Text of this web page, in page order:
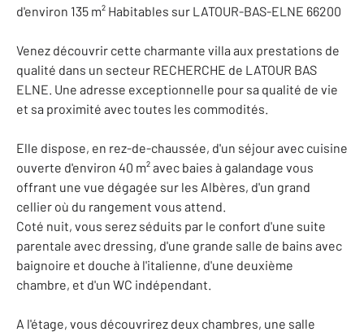
d'environ 135 m² Habitables sur LATOUR-BAS-ELNE 66200
Venez découvrir cette charmante villa aux prestations de
qualité dans un secteur RECHERCHE de LATOUR BAS
ELNE. Une adresse exceptionnelle pour sa qualité de vie
et sa proximité avec toutes les commodités.
Elle dispose, en rez-de-chaussée, d'un séjour avec cuisine
ouverte d'environ 40 m² avec baies à galandage vous
offrant une vue dégagée sur les Albères, d'un grand
cellier où du rangement vous attend.
Coté nuit, vous serez séduits par le confort d'une suite
parentale avec dressing, d'une grande salle de bains avec
baignoire et douche à l'italienne, d'une deuxième
chambre, et d'un WC indépendant.
A l'étage, vous découvrirez deux chambres, une salle